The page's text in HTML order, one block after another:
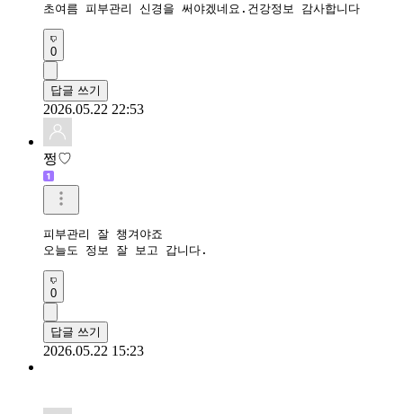
초여름 피부관리 신경을 써야겠네요.건강정보 감사합니다
0
답글 쓰기
2026.05.22 22:53
쩡♡
피부관리 잘 챙겨야죠
0
답글 쓰기
2026.05.22 15:23